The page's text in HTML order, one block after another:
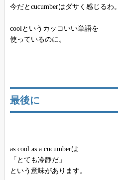
今だとcucumberはダサく感じるわ。
coolというカッコいい単語を
使っているのに。
最後に
as cool as a cucumberは
「とても冷静だ」
という意味があります。